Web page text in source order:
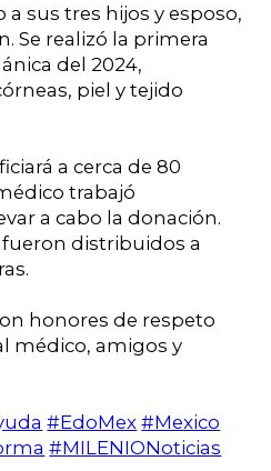
sus tres hijos y esposo,
Se realizó la primera
del 2024,
piel y tejido
a cerca de 80
trabajó
a cabo la donación.
distribuidos a
honores de respeto
médico, amigos y
#EdoMex #Mexico
#MILENIONoticias